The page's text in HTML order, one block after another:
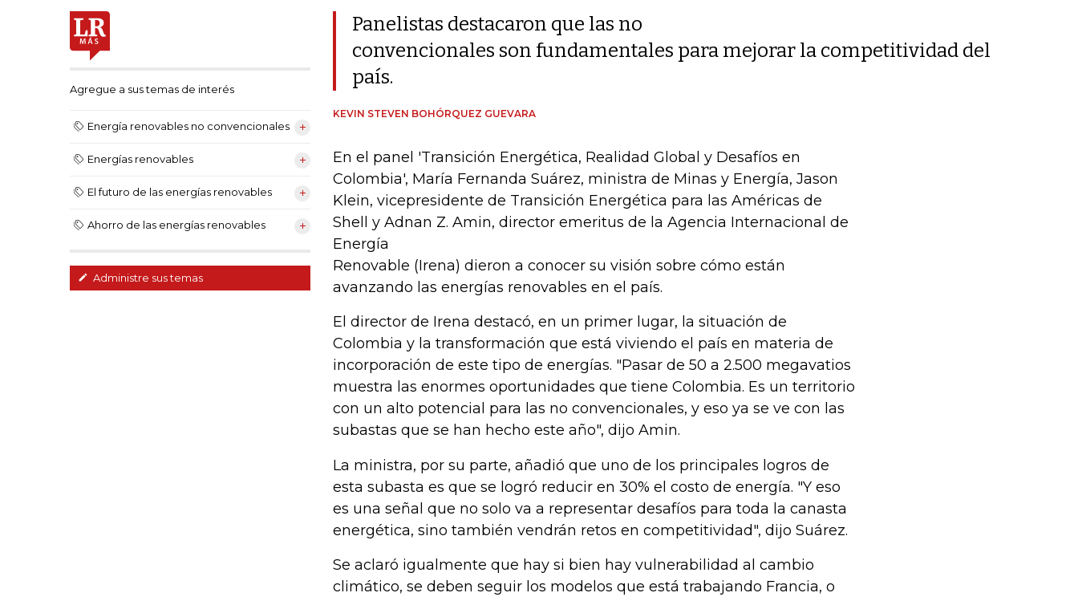
Agregue a sus temas de interés
Energía renovables no convencionales
Energías renovables
El futuro de las energías renovables
Ahorro de las energías renovables
Administre sus temas
Panelistas destacaron que las no
convencionales son fundamentales para mejorar la competitividad del
país.
KEVIN STEVEN BOHÓRQUEZ GUEVARA
En el panel 'Transición Energética, Realidad Global y Desafíos en
Colombia', María Fernanda Suárez, ministra de Minas y Energía, Jason
Klein, vicepresidente de Transición Energética para las Américas de
Shell y Adnan Z. Amin, director emeritus de la Agencia Internacional de
Energía
Renovable (Irena) dieron a conocer su visión sobre cómo están
avanzando las energías renovables en el país.
El director de Irena destacó, en un primer lugar, la situación de
Colombia y la transformación que está viviendo el país en materia de
incorporación de este tipo de energías. "Pasar de 50 a 2.500 megavatios
muestra las enormes oportunidades que tiene Colombia. Es un territorio
con un alto potencial para las no convencionales, y eso ya se ve con las
subastas que se han hecho este año", dijo Amin.
La ministra, por su parte, añadió que uno de los principales logros de
esta subasta es que se logró reducir en 30% el costo de energía. "Y eso
es una señal que no solo va a representar desafíos para toda la canasta
energética, sino también vendrán retos en competitividad", dijo Suárez.
Se aclaró igualmente que hay si bien hay vulnerabilidad al cambio
climático, se deben seguir los modelos que está trabajando Francia, o